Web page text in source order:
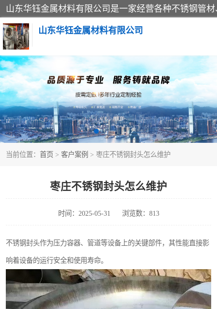
山东华钰金属材料有限公司
当前位置： 首页 > 客户案例 > 枣庄不锈钢封头怎么维护
枣庄不锈钢封头怎么维护
时间：2025-05-31 浏览数：813
不锈钢封头作为压力容器、管道等设备上的关键部件，其性能直接影
响着设备的运行安全和使用寿命。
不锈钢管
管件标准件
不锈钢人孔
不锈钢角钢